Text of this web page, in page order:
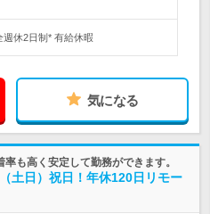
休2日制* 有給休暇
気になる
も高く安定して勤務ができます。
土日）祝日！年休120日リモー